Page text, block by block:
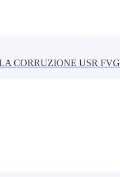
CORRUZIONE USR FVG